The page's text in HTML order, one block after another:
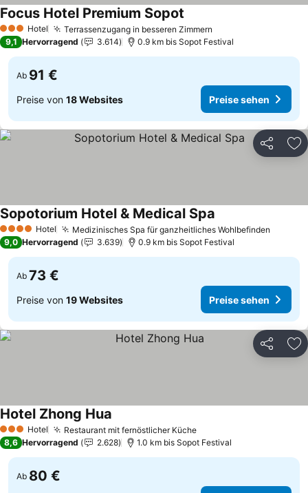
3 SterneHotel Terrassenzugang in besseren Zimmern
Focus Hotel Premium Sopot
9,1 Hervorragend 3.614 0.9 km bis Sopot Festival
Ab 91 €
Preise von 18 Websites Preise sehen
Teilen
4 Sterne Hotel Medizinisches Spa für ganzheitliches Wohlbefinden
Sopotorium Hotel & Medical Spa
9,0 Hervorragend 3.639 0.9 km bis Sopot Festival
Ab 73 €
Preise von 19 Websites Preise sehen
Teilen
3 SterneHotel Restaurant mit fernöstlicher KüchePreise sehen
Hotel Zhong Hua
8,6 Hervorragend 2.628 1.0 km bis Sopot Festival
Ab 80 €